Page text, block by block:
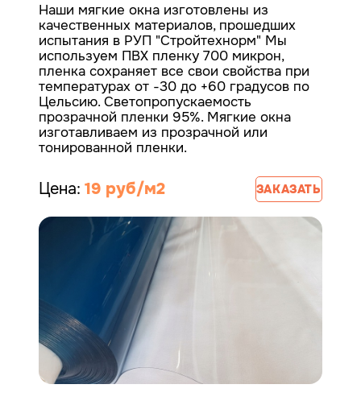
Наши мягкие окна изготовлены из
качественных материалов, прошедших
испытания в РУП "Стройтехнорм" Мы
используем ПВХ пленку 700 микрон,
пленка сохраняет все свои свойства при
температурах от -30 до +60 градусов по
Цельсию. Светопропускаемость
прозрачной пленки 95%. Мягкие окна
изготавливаем из прозрачной или
тонированной пленки.
Цена:19 руб/м2 ЗАКАЗАТЬ